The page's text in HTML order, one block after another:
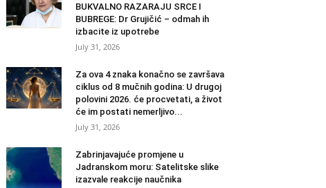
BUKVALNO RAZARAJU SRCE I
BUBREGE: Dr Grujičić – odmah ih
izbacite iz upotrebe
July 31, 2026
Za ova 4 znaka konačno se završava
ciklus od 8 mučnih godina: U drugoj
polovini 2026. će procvetati, a život
će im postati nemerljivo...
July 31, 2026
Zabrinjavajuće promjene u
Jadranskom moru: Satelitske slike
izazvale reakcije naučnika